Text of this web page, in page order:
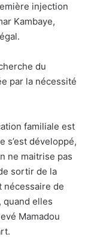
injection
Kambaye,
du
par la nécessité
familiale est
s’est développé,
ne maitrise pas
sortir de la
nécessaire de
quand elles
Mamadou